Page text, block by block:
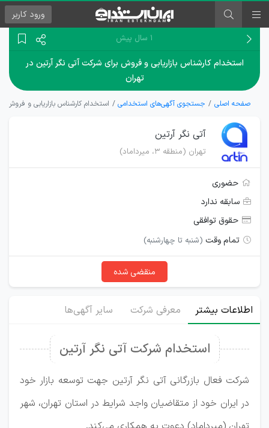
ورود کاربر
۱ سال پیش
استخدام کارشناس بازاریابی و فروش برای شرکت آتی نگر آرتین در
تهران
صفحه اصلی جستجوی آگهی‌های استخدامی استخدام کارشناس بازاریابی و فروش
آتی نگر آرتین
تهران (منطقه ۳، میرداماد)
حضوری
سابقه ندارد
حقوق توافقی
تمام وقت (شنبه تا چهارشنبه)
منقضی شده
اطلاعات بیشتر معرفی شرکت سایر آگهی‌ها
استخدام شرکت آتی نگر آرتین
شرکت فعال بازرگانی آتی نگر آرتین جهت توسعه بازار خود
در ایران خود از متقاضیان واجد شرایط در استان تهران، شهر